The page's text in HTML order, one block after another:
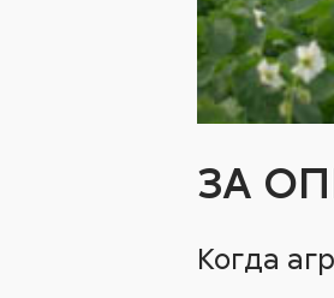
ЗА
Когда